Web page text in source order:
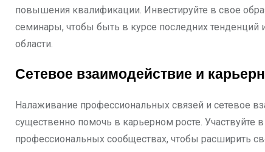
повышения квалификации. Инвестируйте в свое
семинары, чтобы быть в курсе последних тенденций
области.
Сетевое взаимодействие и
Налаживание профессиональных связей и сетевое
существенно помочь в карьерном росте. Участвуйте
профессиональных сообществах, чтобы расширить